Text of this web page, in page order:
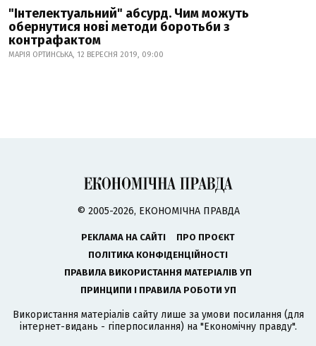
"Інтелектуальний" абсурд. Чим можуть
обернутися нові методи боротьби з
контрафактом
МАРІЯ ОРТИНСЬКА, 12 ВЕРЕСНЯ 2019, 09:00
© 2005-2026, ЕКОНОМІЧНА ПРАВДА
РЕКЛАМА НА САЙТІ
ПРО ПРОЄКТ
ПОЛІТИКА КОНФІДЕНЦІЙНОСТІ
ПРАВИЛА ВИКОРИСТАННЯ МАТЕРІАЛІВ УП
ПРИНЦИПИ І ПРАВИЛА РОБОТИ УП
Використання матеріалів сайту лише за умови посилання (для
інтернет-видань - гіперпосилання) на "Економічну правду".